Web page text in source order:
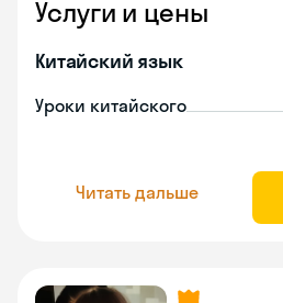
Услуги и цены
Китайский язык
Уроки китайского
Читать дальше